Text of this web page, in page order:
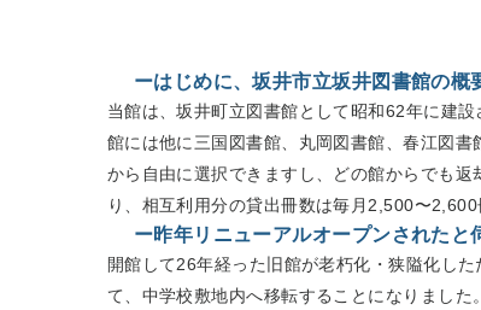
ーはじめに、坂井市立坂井図書館の概
当館は、坂井町立図書館として昭和62年に建
館には他に三国図書館、丸岡図書館、春江図
から自由に選択できますし、どの館からでも
り、相互利用分の貸出冊数は毎月2,500〜2,600
ー昨年リニューアルオープンされたと
開館して26年経った旧館が老朽化・狭隘化し
て、中学校敷地内へ移転することになりまし